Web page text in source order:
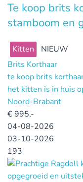
Te koop brits
stamboom en
Kitten
NIEUW
Brits Korthaar
te koop brits
het kitten is in huis
Noord-Brabant
€995,-
04-08-2026
03-10-2026
193